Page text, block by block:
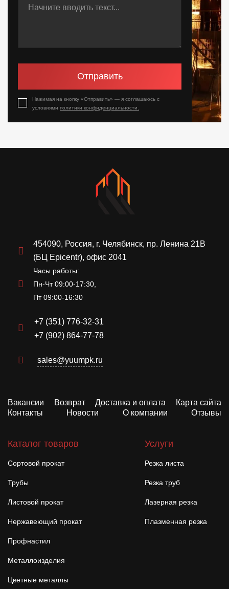
Отправить
Нажимая на кнопку «Отправить» — я соглашаюсь с
условиями политики конфиденциальности.
454090, Россия, г. Челябинск, пр. Ленина 21В
(БЦ Epicentr), офис 2041
Часы работы:
Пн-Чт 09:00-17:30,
Пт 09:00-16:30
+7 (351) 776-32-31
+7 (902) 864-77-78
sales@yuumpk.ru
Вакансии Возврат Доставка и оплата
Карта сайта
Контакты
Новости О компании Отзывы
Каталог товаров
Сортовой прокат
Трубы
Листовой прокат
Нержавеющий прокат
Профнастил
Металлоизделия
Цветные металлы
Услуги
Резка листа
Резка труб
Лазерная резка
Плазменная резка